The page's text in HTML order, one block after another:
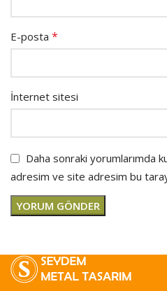
E-posta *
İnternet sitesi
Daha sonraki yorumlarımda
adresim ve site adresim bu